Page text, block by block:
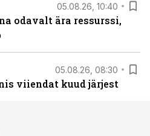
05.08.26, 10:40
odavalt ära ressurssi,
05.08.26, 08:30
viiendat kuud järjest